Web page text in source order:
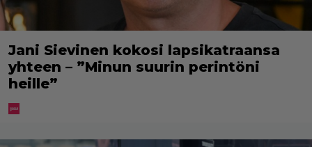
Jani Sievinen kokosi lapsikatraansa
yhteen – ”Minun suurin perintöni
heille”